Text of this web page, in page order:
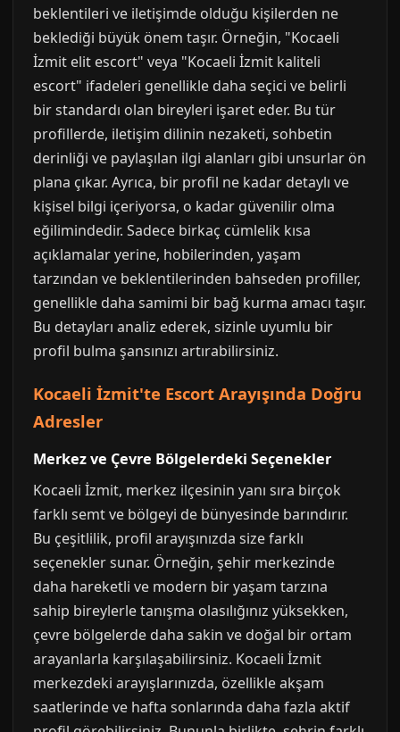
beklentileri ve iletişimde olduğu kişilerden ne
beklediği büyük önem taşır. Örneğin, "Kocaeli
İzmit elit escort" veya "Kocaeli İzmit kaliteli
escort" ifadeleri genellikle daha seçici ve belirli
bir standardı olan bireyleri işaret eder. Bu tür
profillerde, iletişim dilinin nezaketi, sohbetin
derinliği ve paylaşılan ilgi alanları gibi unsurlar ön
plana çıkar. Ayrıca, bir profil ne kadar detaylı ve
kişisel bilgi içeriyorsa, o kadar güvenilir olma
eğilimindedir. Sadece birkaç cümlelik kısa
açıklamalar yerine, hobilerinden, yaşam
tarzından ve beklentilerinden bahseden profiller,
genellikle daha samimi bir bağ kurma amacı taşır.
Bu detayları analiz ederek, sizinle uyumlu bir
profil bulma şansınızı artırabilirsiniz.
Kocaeli İzmit'te Escort Arayışında Doğru
Adresler
Merkez ve Çevre Bölgelerdeki Seçenekler
Kocaeli İzmit, merkez ilçesinin yanı sıra birçok
farklı semt ve bölgeyi de bünyesinde barındırır.
Bu çeşitlilik, profil arayışınızda size farklı
seçenekler sunar. Örneğin, şehir merkezinde
daha hareketli ve modern bir yaşam tarzına
sahip bireylerle tanışma olasılığınız yüksekken,
çevre bölgelerde daha sakin ve doğal bir ortam
arayanlarla karşılaşabilirsiniz. Kocaeli İzmit
merkezdeki arayışlarınızda, özellikle akşam
saatlerinde ve hafta sonlarında daha fazla aktif